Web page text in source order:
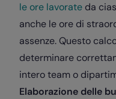
le ore lavorate da
anche le ore di
assenze. Questo
determinare
intero team o
Elaborazione delle